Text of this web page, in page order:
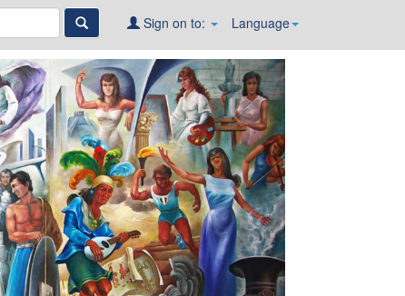
Language
Sign on to: